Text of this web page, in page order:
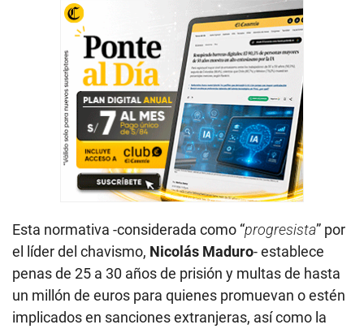
Esta normativa -considerada como “progresista” por
el líder del chavismo, Nicolás Maduro- establece
penas de 25 a 30 años de prisión y multas de hasta
un millón de euros para quienes promuevan o estén
implicados en sanciones extranjeras, así como la